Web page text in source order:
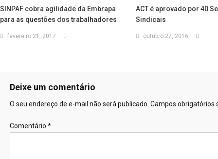
SINPAF cobra agilidade da Embrapa
para as questões dos trabalhadores
fevereiro 21, 2017
ACT é aprovado por 40
Sindicais
outubro 27, 2016
Deixe um comentário
O seu endereço de e-mail não será publicado. Campos obrigatórios
Comentário *